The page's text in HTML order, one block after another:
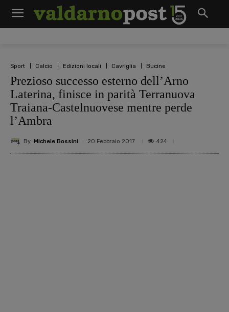
Sport Calcio Edizioni locali Cavriglia Bucine
Prezioso successo esterno dell’Arno
Laterina, finisce in parità Terranuova
Traiana-Castelnuovese mentre perde
l’Ambra
By Michele Bossini 20 Febbraio 2017 424